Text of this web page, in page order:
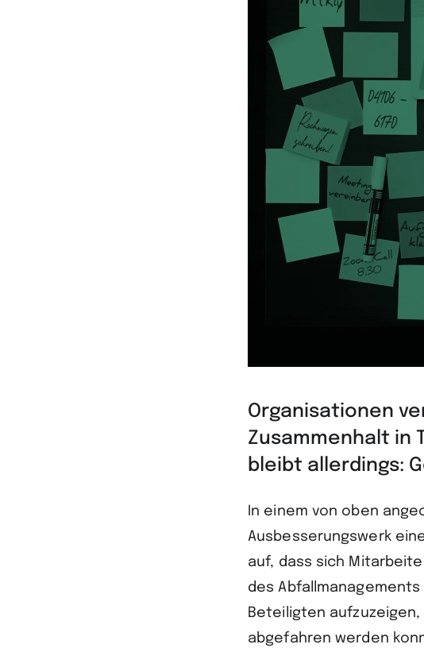
Organisationen
Zusammenhalt in
bleibt allerdings:
In einem von oben
Ausbesserungswerk
auf, dass sich
des
Beteiligten
abgefahren werden